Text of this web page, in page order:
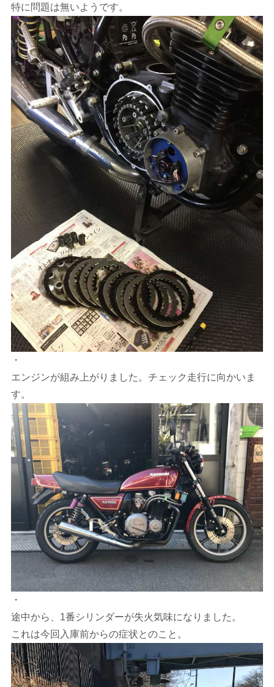
特に問題は無いようです。
・
エンジンが組み上がりました。チェック走行に向かいま
す。
・
途中から、1番シリンダーが失火気味になりました。
これは今回入庫前からの症状とのこと。